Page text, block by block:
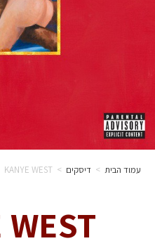
עמוד הבית > דיסקים >
KANYE WEST